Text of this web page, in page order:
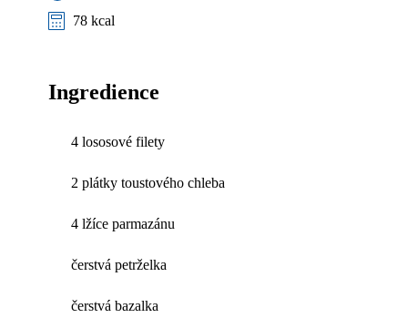
78 kcal
Ingredience
4 lososové filety
2 plátky toustového chleba
4 lžíce parmazánu
čerstvá petrželka
čerstvá bazalka